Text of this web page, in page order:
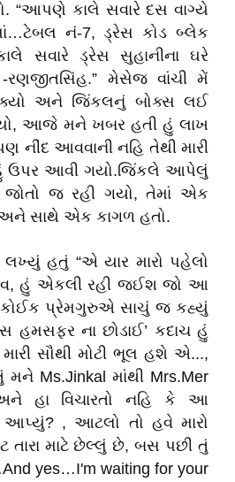
“આપણે કાલે સવારે દસ વાગ્યે
નં-7, ડ્રેસ કોડ બ્લેક
સવારે ડ્રેસ સુહાનીના ઘરે
રણજીતસિંહ.” મેસેજ વાંચી મેં
અને જિંકલનું બોક્સ લઈ
આજે મને ખબર હતી હું લાખ
નીંદ આવવાની નહિ તેથી મારી
ઉપર આવી ગયો.જિંકલે આપેલું
જ રહી ગયો, તેમાં એક
સાથે એક કાગળ હતો.
હતું “એ યાર મારો પહેલો
હું એકલી રહી જઈશ જો આ
કોઈક પ્રેમગુરુએ સાચું જ કહ્યું
હમસફર ના છોડાઈ’ કદાચ હું
સૌથી મોટી ભૂલ હશે એ...,
મને Ms.Jinkal માંથી Mrs.Mer
હા વિચારતો નહિ કે આ
આપ્યું? , આટલો તો હવે મારો
માટે છેલ્લું છે, બસ પછી તું
yes…I'm waiting for your